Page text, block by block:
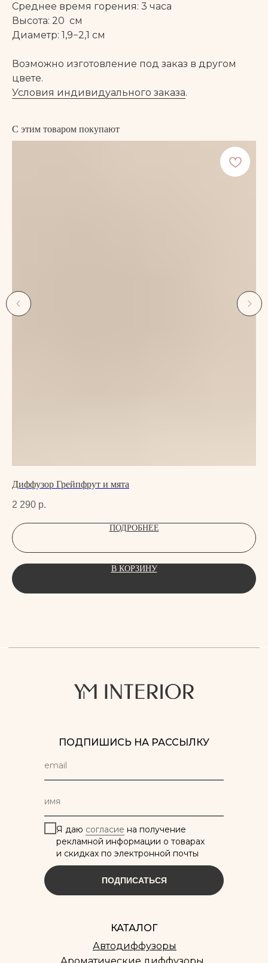
Среднее время горения: 3 часа
Высота: 20 см
Диаметр: 1,9−2,1 см
Возможно изготовление под заказ в другом
цвете.
Условия индивидуального заказа.
С этим товаром покупают
Диффузор Грейпфрут и мята
2 290 р.
ПОДРОБНЕЕ
В КОРЗИНУ
КАТАЛОГ
ПОДПИШИСЬ НА РАССЫЛКУ
Автодиффузоры
Я даю согласие на получение
рекламной информации о товарах
и скидках по электронной почты
ПОДПИСАТЬСЯ